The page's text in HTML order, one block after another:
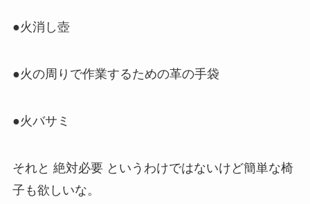
●火消し壺
●火の周りで作業するための革の手袋
●火バサミ
それと 絶対必要 というわけではないけど簡単な椅
子も欲しいな。